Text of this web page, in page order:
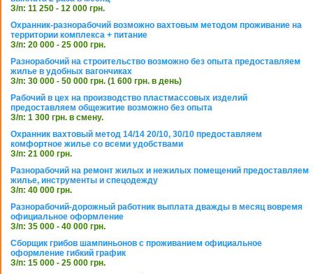
З/п: 11 250 - 12 000 грн.
Охранник-разнорабочий возможно вахтовым методом проживание на
территории комплекса + питание
З/п: 20 000 - 25 000 грн.
Разнорабочий на строительство возможно без опыта предоставляем
жилье в удобных вагончиках
З/п: 30 000 - 50 000 грн. (1 600 грн. в день)
Рабочий в цех на производство пластмассовых изделий
предоставляем общежитие возможно без опыта
З/п: 1 300 грн. в смену.
Охранник вахтовый метод 14/14 20/10, 30/10 предоставляем
комфортное жилье со всеми удобствами
З/п: 21 000 грн.
Разнорабочий на ремонт жилых и нежилых помещений предоставляем
жилье, инструменты и спецодежду
З/п: 40 000 грн.
Разнорабочий-дорожный работник выплата дважды в месяц вовремя
официальное оформление
З/п: 35 000 - 40 000 грн.
Сборщик грибов шампиньонов с проживанием официальное
оформление гибкий график
З/п: 15 000 - 25 000 грн.